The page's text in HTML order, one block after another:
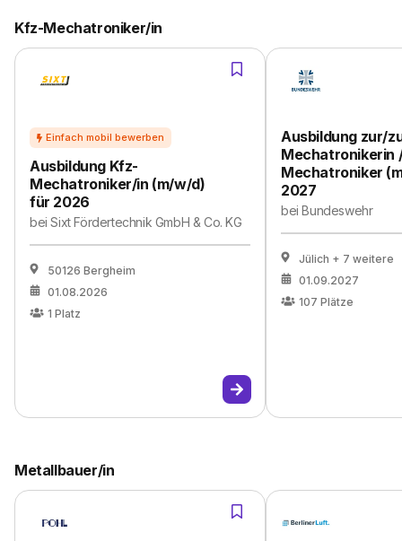
Kfz-Mechatroniker/in
Ausbildung Kfz-
Mechatroniker/in (m/w/d)
für 2026
beiSixt Fördertechnik GmbH & Co. KG
50126 Bergheim
01.08.2026
1 Platz
Ausbildung zur/
Mechatronikerin
Mechatroniker
2027
beiBundeswehr
Jülich + 7 weitere
01.09.2027
107 Plätze
Metallbauer/in